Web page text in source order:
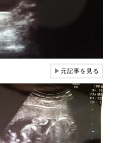
▶元記事を見る